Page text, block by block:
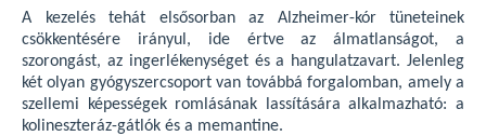
A kezelés tehát elsősorban az Alzheimer-kór tüneteinek
csökkentésére irányul, ide értve az álmatlanságot, a
szorongást, az ingerlékenységet és a hangulatzavart. Jelenleg
két olyan gyógyszercsoport van továbbá forgalomban, amely a
szellemi képességek romlásának lassítására alkalmazható: a
kolineszteráz-gátlók és a memantine.